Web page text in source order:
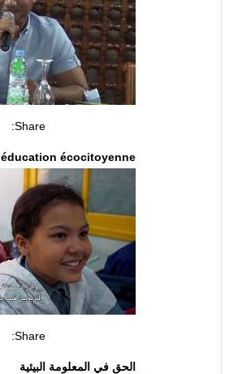
Share:
éducation écocitoyenne
Share:
الحق في المعلومة البيئية